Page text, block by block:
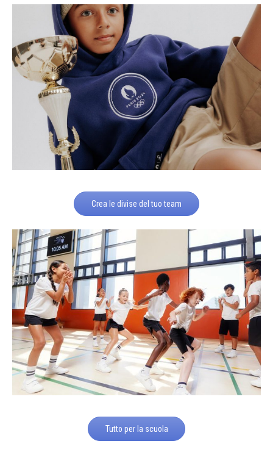
Crea le divise del tuo team
Tutto per la scuola